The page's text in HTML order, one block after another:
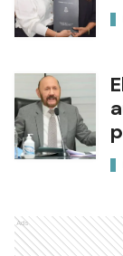
Ads